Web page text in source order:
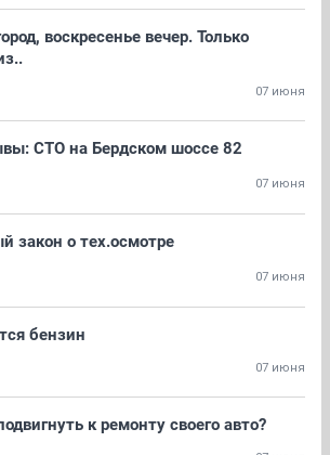
воскресенье вечер. Только
07 июня
СТО на Бердском шоссе 82
07 июня
закон о тех.осмотре
07 июня
бензин
07 июня
к ремонту своего авто?